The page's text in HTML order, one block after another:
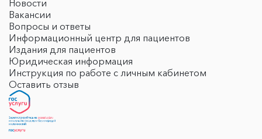
Новости
Вакансии
Вопросы и ответы
Информационный центр для пациентов
Издания для пациентов
Юридическая информация
Инструкция по работе с личным кабинетом
Оставить отзыв